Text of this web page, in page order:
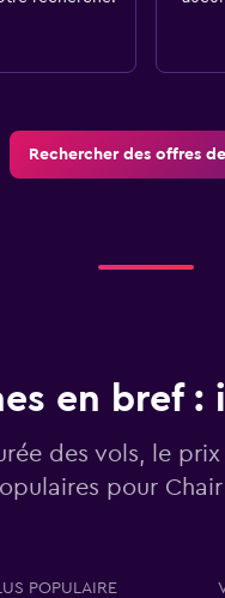
Rechercher des offres
en bref :
des vols, le
pour Chair
POPULAIRE